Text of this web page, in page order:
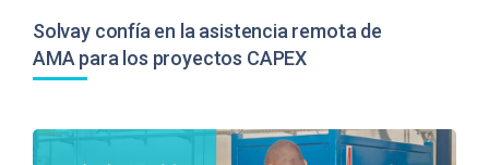
Solvay confía en la asistencia remota de
AMA para los proyectos CAPEX